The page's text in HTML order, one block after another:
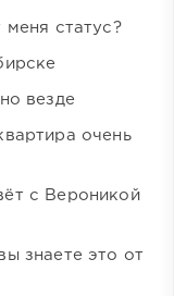
меня статус?
везде
очень
с Вероникой
знаете это от